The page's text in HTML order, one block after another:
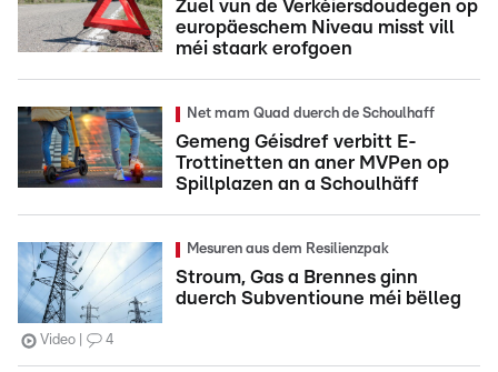
Zuel vun de Verkéiersdoudegen op
europäeschem Niveau misst vill
méi staark erofgoen
Net mam Quad duerch de Schoulhaff
Gemeng Géisdref verbitt E-
Trottinetten an aner MVPen op
Spillplazen an a Schoulhäff
Mesuren aus dem Resilienzpak
Stroum, Gas a Brennes ginn
duerch Subventioune méi bëlleg
Video 4